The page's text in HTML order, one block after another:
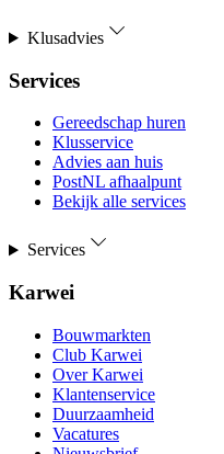
Klusadvies
Services
Gereedschap huren
Klusservice
Advies aan huis
PostNL afhaalpunt
Bekijk alle services
Services
Karwei
Bouwmarkten
Club Karwei
Over Karwei
Klantenservice
Duurzaamheid
Vacatures